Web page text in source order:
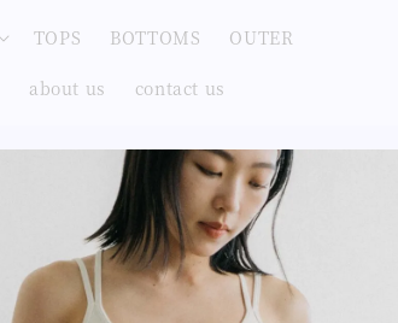
TOPS BOTTOMS OUTER
about us contact us